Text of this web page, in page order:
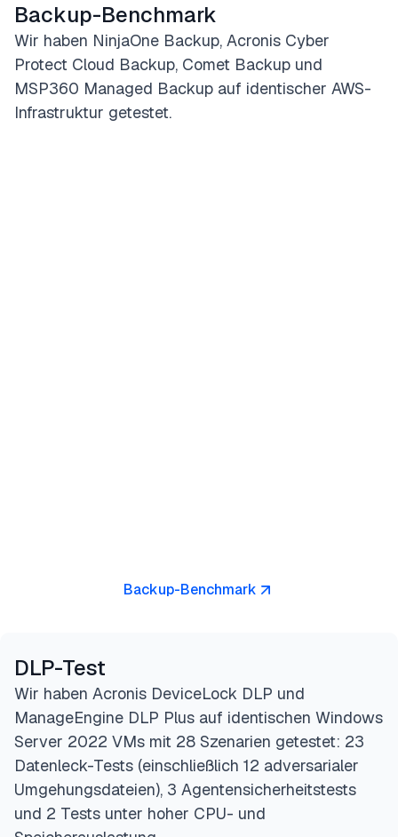
Backup-Benchmark
Wir haben NinjaOne Backup, Acronis Cyber
Protect Cloud Backup, Comet Backup und
MSP360 Managed Backup auf identischer AWS-
Infrastruktur getestet.
Backup-Benchmark
DLP-Test
Wir haben Acronis DeviceLock DLP und
ManageEngine DLP Plus auf identischen Windows
Server 2022 VMs mit 28 Szenarien getestet: 23
Datenleck-Tests (einschließlich 12 adversarialer
Umgehungsdateien), 3 Agentensicherheitstests
und 2 Tests unter hoher CPU- und